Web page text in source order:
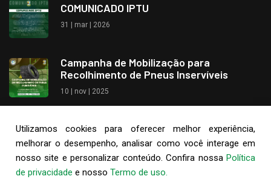
Utilizamos cookies para oferecer melhor experiência,
melhorar o desempenho, analisar como você interage em
nosso site e personalizar conteúdo. Confira nossa Política
de privacidade e nosso Termo de uso.
COMUNICADO IPTU
31 | mar | 2026
Campanha de Mobilização para
Recolhimento de Pneus Inservíveis
10 | nov | 2025
© 2026 Prefeitura Municipal de Atalanta - Todos os direitos
reservados.Política de Privacidade|Termos de Uso|
Acessibilidade|Mapa do Site